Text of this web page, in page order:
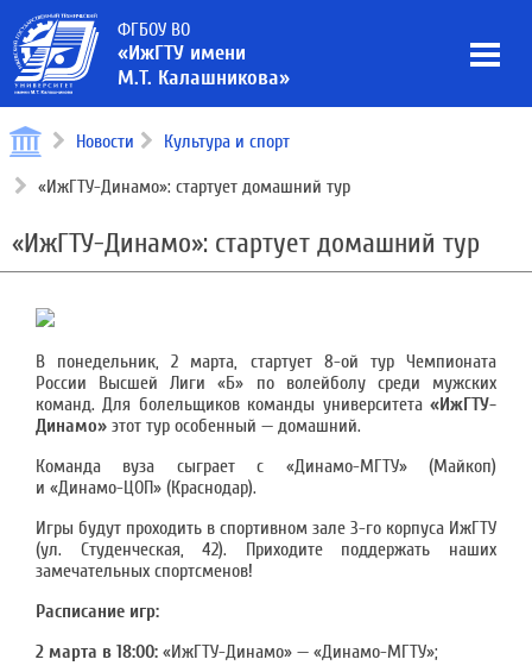
ФГБОУ ВО
«ИжГТУ имени
М.Т. Калашникова»
Новости Культура и спорт
«ИжГТУ-Динамо»: стартует домашний тур
«ИжГТУ-Динамо»: стартует домашний тур
В понедельник, 2 марта, стартует 8-ой тур Чемпионата
России Высшей Лиги «Б» по волейболу среди мужских
команд. Для болельщиков команды университета «ИжГТУ-
Динамо» этот тур особенный — домашний.
Команда вуза сыграет с «Динамо-МГТУ» (Майкоп)
и «Динамо-ЦОП» (Краснодар).
Игры будут проходить в спортивном зале 3-го корпуса ИжГТУ
(ул. Студенческая, 42). Приходите поддержать наших
замечательных спортсменов!
Расписание игр:
2 марта в 18:00: «ИжГТУ-Динамо» — «Динамо-МГТУ»;